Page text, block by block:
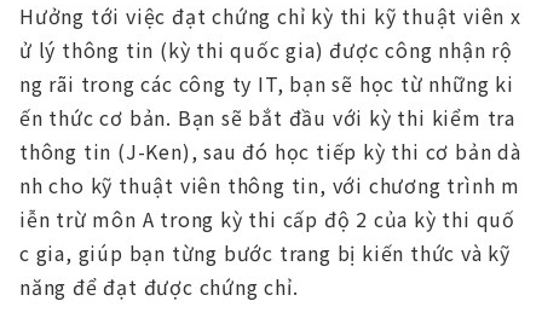
Hưởng tới việc đạt chứng chỉ kỳ thi kỹ thuật viên x
ử lý thông tin (kỳ thi quốc gia) được công nhận rộ
ng rãi trong các công ty IT, bạn sẽ học từ những ki
ến thức cơ bản. Bạn sẽ bắt đầu với kỳ thi kiểm tra
thông tin (J-Ken), sau đó học tiếp kỳ thi cơ bản dà
nh cho kỹ thuật viên thông tin, với chương trình m
iễn trừ môn A trong kỳ thi cấp độ 2 của kỳ thi quố
c gia, giúp bạn từng bước trang bị kiến thức và kỹ
năng để đạt được chứng chỉ.